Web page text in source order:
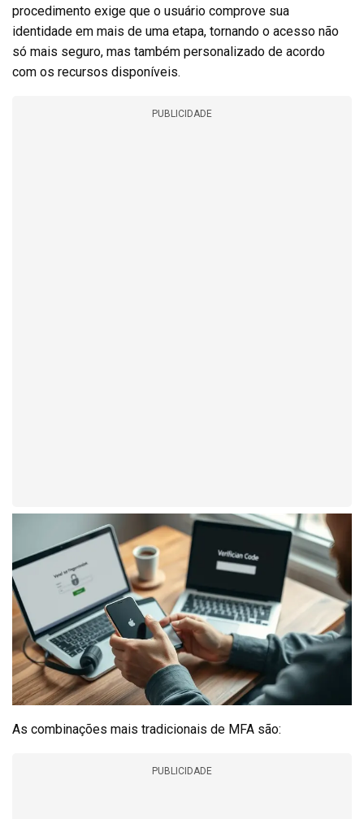
procedimento exige que o usuário comprove sua
identidade em mais de uma etapa, tornando o acesso não
só mais seguro, mas também personalizado de acordo
com os recursos disponíveis.
PUBLICIDADE
As combinações mais tradicionais de MFA são:
PUBLICIDADE